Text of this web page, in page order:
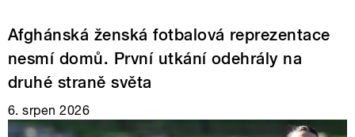
Afghánská ženská fotbalová reprezentace
nesmí domů. První utkání odehrály na
druhé straně světa
6. srpen 2026